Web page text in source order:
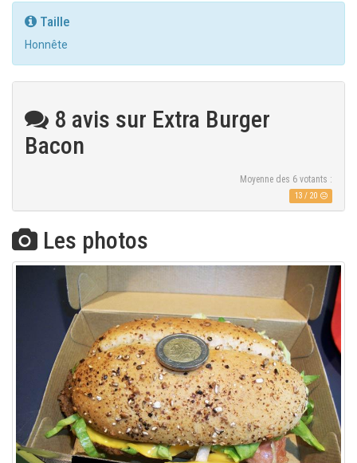
Taille
Honnête
8 avis sur Extra Burger
Bacon
Moyenne des 6 votants :
13 / 20
Les photos